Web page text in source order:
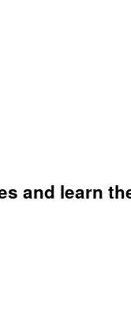
and learn